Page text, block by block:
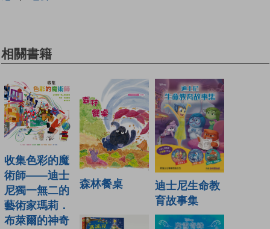
相關書籍
收集色彩的魔
術師——迪士
尼獨一無二的
藝術家瑪莉．
布萊爾的神奇
森林餐桌
迪士尼生命教
育故事集